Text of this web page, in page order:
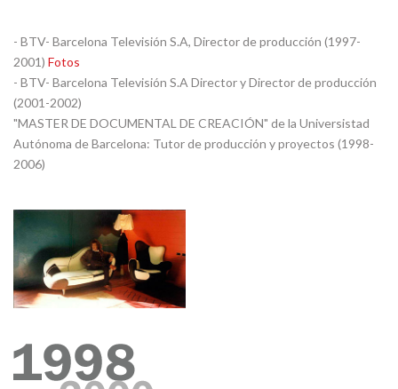
- BTV- Barcelona Televisión S.A, Director de producción (1997-
2001) Fotos
- BTV- Barcelona Televisión S.A Director y Director de producción
(2001-2002)
"MASTER DE DOCUMENTAL DE CREACIÓN" de la Universistad
Autónoma de Barcelona: Tutor de producción y proyectos (1998-
2006)